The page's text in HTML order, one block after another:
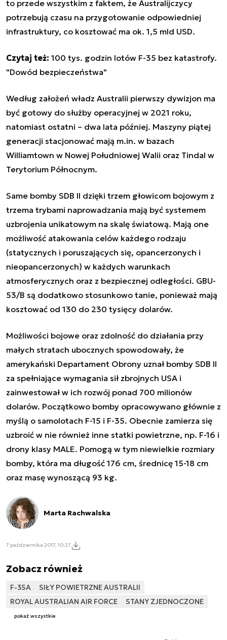
to przede wszystkim z faktem, że Australijczycy
potrzebują czasu na przygotowanie odpowiedniej
infrastruktury, co kosztować ma ok. 1,5 mld USD.
Czytaj też:100 tys. godzin lotów F-35 bez katastrofy.
"Dowód bezpieczeństwa"
Według założeń władz Australii pierwszy dywizjon ma
być gotowy do służby operacyjnej w 2021 roku,
natomiast ostatni – dwa lata później. Maszyny piątej
generacji stacjonować mają m.in. w bazach
Williamtown w Nowej Południowej Walii oraz Tindal w
Terytorium Północnym.
Same bomby SDB II dzięki trzem głowicom bojowym z
trzema trybami naprowadzania mają być systemem
uzbrojenia unikatowym na skalę światową. Mają one
możliwość atakowania celów każdego rodzaju
(statycznych i poruszających się, opancerzonych i
nieopancerzonych) w każdych warunkach
atmosferycznych oraz z bezpiecznej odległości. GBU-
53/B są dodatkowo stosunkowo tanie, ponieważ mają
kosztować od 130 do 230 tysięcy dolarów.
Możliwości bojowe oraz zdolność do działania przy
małych stratach ubocznych spowodowały, że
amerykański Departament Obrony uznał bomby SDB II
za spełniające wymagania sił zbrojnych USA i
zainwestował w ich rozwój ponad 700 milionów
dolarów. Początkowo bomby opracowywano głównie z
myślą o samolotach F-15 i F-35. Obecnie zamierza się
uzbroić w nie również inne statki powietrzne, np. F-16 i
drony klasy MALE. Pomogą w tym niewielkie rozmiary
bomby, która ma długość 176 cm, średnicę 15-18 cm
oraz masę wynoszącą 93 kg.
Marta Rachwalska
7 października 2017, 10:27
Zobacz również
F-35A
SIŁY POWIETRZNE AUSTRALII
ROYAL AUSTRALIAN AIR FORCE
STANY ZJEDNOCZONE
pokaż wszystkie